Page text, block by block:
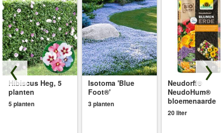
Hibiscus Heg, 5
planten
5 planten
Isotoma 'Blue
Foot®'
3 planten
Neudorff®
NeudoHum®
bloemenaarde
20 liter